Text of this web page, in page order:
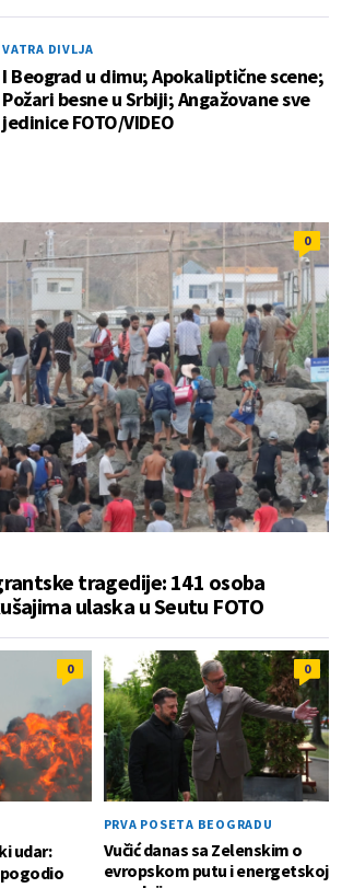
VATRA DIVLJA
I Beograd u dimu; Apokaliptične scene;
Požari besne u Srbiji; Angažovane sve
jedinice FOTO/VIDEO
0
tragedije: 141 osoba
ulaska u Seutu FOTO
0
udar:
pogodio
0
PRVA POSETA BEOGRADU
Vučić danas sa Zelenskim o
evropskom putu i energetskoj